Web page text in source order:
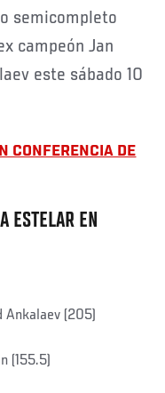
campeón Jan
este sábado 10
CONFERENCIA DE
ESTELAR EN
(205)
(155.5)